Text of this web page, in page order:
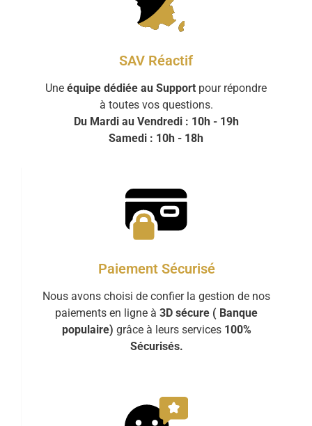
SAV Réactif
Une équipe dédiée au Support pour répondre
à toutes vos questions.
Du Mardi au Vendredi : 10h - 19h
Samedi : 10h - 18h
Paiement Sécurisé
Nous avons choisi de confier la gestion de nos
paiements en ligne à 3D sécure ( Banque
populaire) grâce à leurs services 100%
Sécurisés.